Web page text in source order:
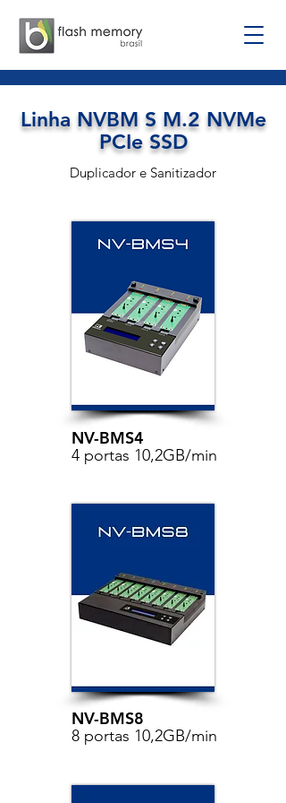
Linha NVBM S M.2 NVMe
PCIe SSD
Duplicador e Sanitizador
NV-BMS4
4 portas 10,2GB/min
NV-BMS8
8 portas 10,2GB/min